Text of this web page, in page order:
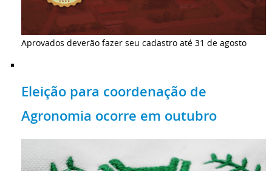
Aprovados deverão fazer seu cadastro até 31 de agosto
Eleição para coordenação de
Agronomia ocorre em outubro